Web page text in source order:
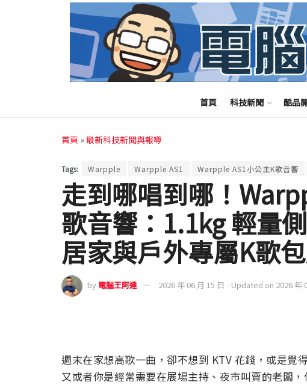
首頁 科技新聞 酷品
首頁 »最新科技新聞與報導
Tags: Warpple Warpple AS1 Warpple AS1小公主K歌音響
走到哪唱到哪！
歌音響：1.1kg 輕量
居家與戶外專屬K歌
by 電腦王阿達 2026 年 06 月 15 日 - Updated on 2026 年
週末在家想高歌一曲，卻不想到 KTV 花錢，或是覺
又或者你是經常需要在展場主持、夜市叫賣的老闆